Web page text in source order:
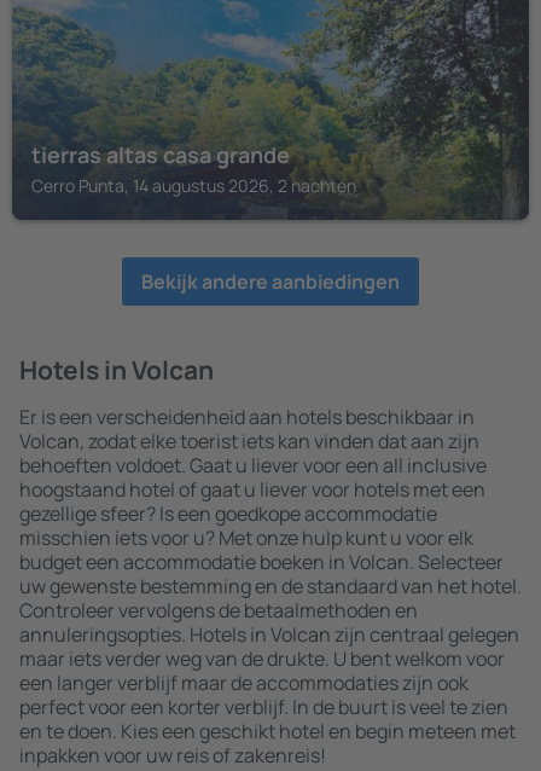
tierras altas casa grande
Cerro Punta, 14 augustus 2026, 2 nachten
Bekijk andere aanbiedingen
Hotels in Volcan
Er is een verscheidenheid aan hotels beschikbaar in
Volcan, zodat elke toerist iets kan vinden dat aan zijn
behoeften voldoet. Gaat u liever voor een all inclusive
hoogstaand hotel of gaat u liever voor hotels met een
gezellige sfeer? Is een goedkope accommodatie
misschien iets voor u? Met onze hulp kunt u voor elk
budget een accommodatie boeken in Volcan. Selecteer
uw gewenste bestemming en de standaard van het hotel.
Controleer vervolgens de betaalmethoden en
annuleringsopties. Hotels in Volcan zijn centraal gelegen
maar iets verder weg van de drukte. U bent welkom voor
een langer verblijf maar de accommodaties zijn ook
perfect voor een korter verblijf. In de buurt is veel te zien
en te doen. Kies een geschikt hotel en begin meteen met
inpakken voor uw reis of zakenreis!